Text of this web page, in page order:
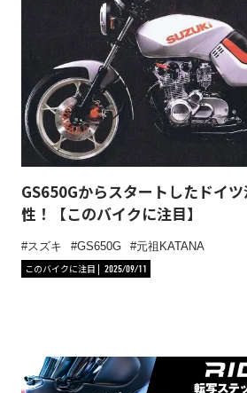
GS650Gからスタートしたドイ
性！【このバイクに注目】
スズキ GS650G
元祖KATANA
このバイクに注目
2025/09/11